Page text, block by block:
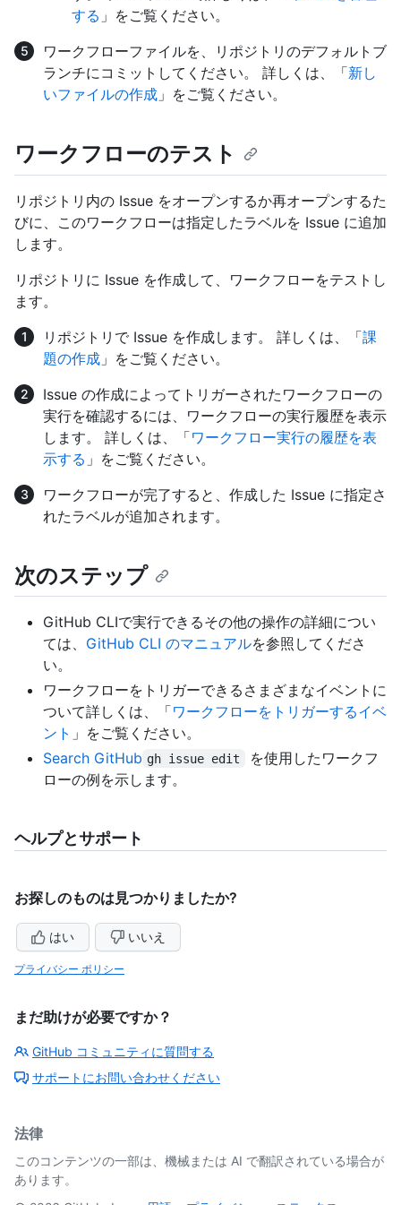
する 」をご覧ください。
ワークフローファイルを、リポジトリのデフォルトブ
ランチにコミットしてください。 詳しくは、「新し
いファイルの作成 」をご覧ください。
ワークフローのテスト
リポジトリ内の Issue をオープンするか再オープンするた
びに、このワークフローは指定したラベルを Issue に追加
します。
リポジトリに Issue を作成して、ワークフローをテストし
ます。
リポジトリで Issue を作成します。 詳しくは、「課
題の作成 」をご覧ください。
Issue の作成によってトリガーされたワークフローの
実行を確認するには、ワークフローの実行履歴を表示
します。 詳しくは、「ワークフロー実行の履歴を表
示する 」をご覧ください。
ワークフローが完了すると、作成した Issue に指定さ
れたラベルが追加されます。
次のステップ
GitHub CLIで実行できるその他の操作の詳細につい
ては、 GitHub CLI のマニュアルを参照してくださ
い。
ワークフローをトリガーできるさまざまなイベントに
ついて詳しくは、「ワークフローをトリガーするイベ
ント 」をご覧ください。
Search GitHub gh issue edit
を使用したワークフ
ローの例を示します。
ヘルプとサポート
お探しのものは見つかりましたか?
はい いいえ
プライバシー ポリシー
まだ助けが必要ですか？
GitHub コミュニティに質問する
サポートにお問い合わせください
法律
このコンテンツの一部は、機械または AI で翻訳されている場合が
あります。